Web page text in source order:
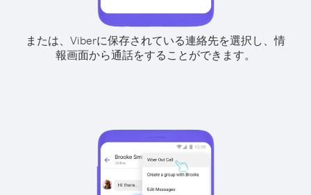
または、Viberに保存されている連絡先を選択し、情
報画面から通話をすることができます。